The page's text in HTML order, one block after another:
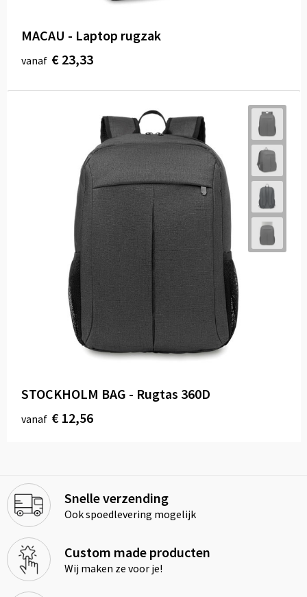
MACAU - Laptop rugzak
vanaf € 23,33
STOCKHOLM BAG - Rugtas 360D
vanaf € 12,56
Snelle verzending
Ook spoedlevering mogelijk
Custom made producten
Wij maken ze voor je!